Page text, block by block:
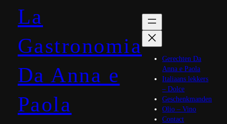
La
Gastronomia
Da Anna e
Paola
Gerechten Da
Anna e Paola
Italiaans lekkers
– Dolce
Geschenkmanden
Olio – Vino
Contact